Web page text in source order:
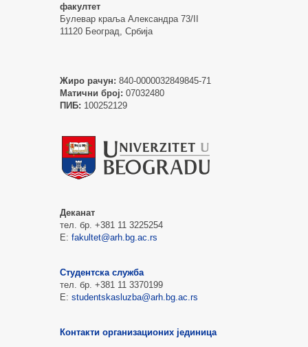
факултет
Булевар краља Александра 73/II
11120 Београд, Србија
Жиро рачун: 840-0000032849845-71
Матични број: 07032480
ПИБ: 100252129
Деканат
тел. бр. +381 11 3225254
Е: fakultet@arh.bg.ac.rs
Студентска служба
тел. бр. +381 11 3370199
Е: studentskasluzba@arh.bg.ac.rs
Контакти организационих јединица